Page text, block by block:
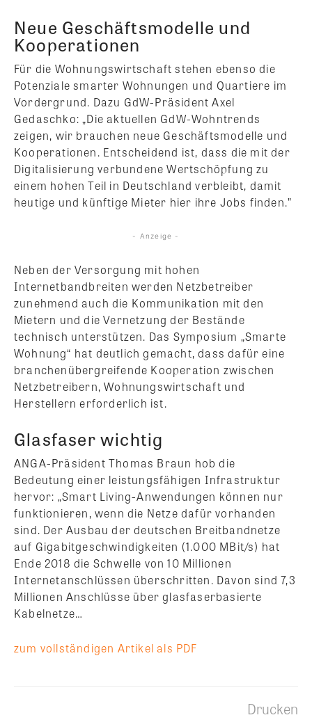
Neue Geschäftsmodelle und
Kooperationen
Für die Wohnungswirtschaft stehen ebenso die
Potenziale smarter Wohnungen und Quartiere im
Vordergrund. Dazu GdW-Präsident Axel
Gedaschko: „Die aktuellen GdW-Wohntrends
zeigen, wir brauchen neue Geschäftsmodelle und
Kooperationen. Entscheidend ist, dass die mit der
Digitalisierung verbundene Wertschöpfung zu
einem hohen Teil in Deutschland verbleibt, damit
heutige und künftige Mieter hier ihre Jobs finden.”
- Anzeige -
Neben der Versorgung mit hohen
Internetbandbreiten werden Netzbetreiber
zunehmend auch die Kommunikation mit den
Mietern und die Vernetzung der Bestände
technisch unterstützen. Das Symposium „Smarte
Wohnung“ hat deutlich gemacht, dass dafür eine
branchenübergreifende Kooperation zwischen
Netzbetreibern, Wohnungswirtschaft und
Herstellern erforderlich ist.
Glasfaser wichtig
ANGA-Präsident Thomas Braun hob die
Bedeutung einer leistungsfähigen Infrastruktur
hervor: „Smart Living-Anwendungen können nur
funktionieren, wenn die Netze dafür vorhanden
sind. Der Ausbau der deutschen Breitbandnetze
auf Gigabitgeschwindigkeiten (1.000 MBit/s) hat
Ende 2018 die Schwelle von 10 Millionen
Internetanschlüssen überschritten. Davon sind 7,3
Millionen Anschlüsse über glasfaserbasierte
Kabelnetze…
zum vollständigen Artikel als PDF
Drucken